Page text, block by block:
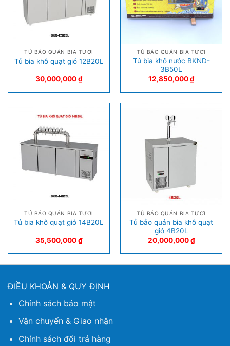
TỦ BẢO QUẢN BIA TƯƠI
Tủ bia khô quạt gió 12B20L
30,000,000₫
TỦ BẢO QUẢN BIA TƯƠI
Tủ bia khô nước BKND-
3B50L
12,850,000₫
TỦ BẢO QUẢN BIA TƯƠI
Tủ bia khô quạt gió 14B20L
35,500,000₫
TỦ BẢO QUẢN BIA TƯƠI
Tủ bảo quản bia khô quạt
gió 4B20L
20,000,000₫
ĐIỀU KHOẢN & QUY ĐỊNH
Chính sách bảo mật
Vận chuyển & Giao nhận
Chính sách đổi trả hàng